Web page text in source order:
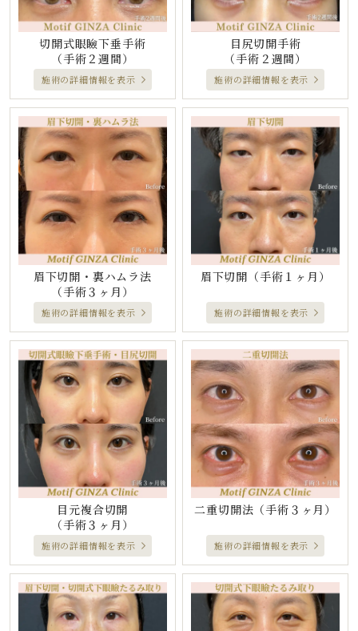
切開式眼瞼下垂手術
（手術２週間）
施術の詳細情報を表示
目尻切開手術
（手術２週間）
施術の詳細情報を表示
眉下切開・裏ハムラ法
（手術３ヶ月）
施術の詳細情報を表示
眉下切開 （手術１ヶ月）
施術の詳細情報を表示
目元複合切開
（手術３ヶ月）
施術の詳細情報を表示
二重切開法 （手術３ヶ月）
施術の詳細情報を表示